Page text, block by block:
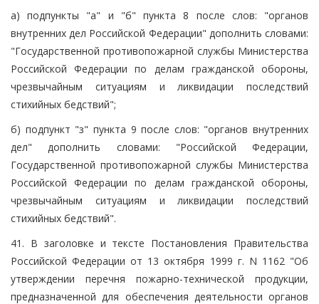
а) подпункты "а" и "б" пункта 8 после слов: "органов
внутренних дел Российской Федерации" дополнить словами:
"Государственной противопожарной службы Министерства
Российской Федерации по делам гражданской обороны,
чрезвычайным ситуациям и ликвидации последствий
стихийных бедствий";
б) подпункт "з" пункта 9 после слов: "органов внутренних
дел" дополнить словами: "Российской Федерации,
Государственной противопожарной службы Министерства
Российской Федерации по делам гражданской обороны,
чрезвычайным ситуациям и ликвидации последствий
стихийных бедствий".
41. В заголовке и тексте Постановления Правительства
Российской Федерации от 13 октября 1999 г. N 1162 "Об
утверждении перечня пожарно-технической продукции,
предназначенной для обеспечения деятельности органов